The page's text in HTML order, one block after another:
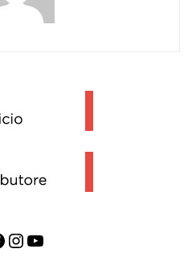
InstagramYouTube